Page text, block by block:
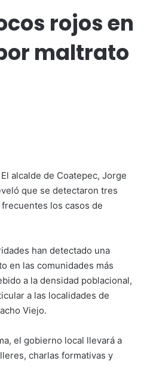
rojos en
maltrato
alcalde de Coatepec, Jorge
que se detectaron tres
los casos de
han detectado una
en las comunidades más
a la densidad poblacional,
a las localidades de
Viejo.
el gobierno local llevará a
charlas formativas y